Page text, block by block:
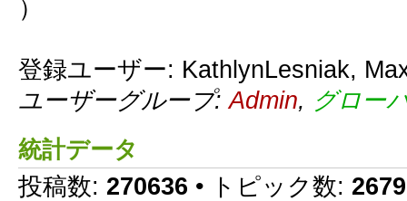
）
登録ユーザー: KathlynLesniak,
ユーザーグループ:Admin, グロー
統計データ
投稿数: 270636 • トピック数: